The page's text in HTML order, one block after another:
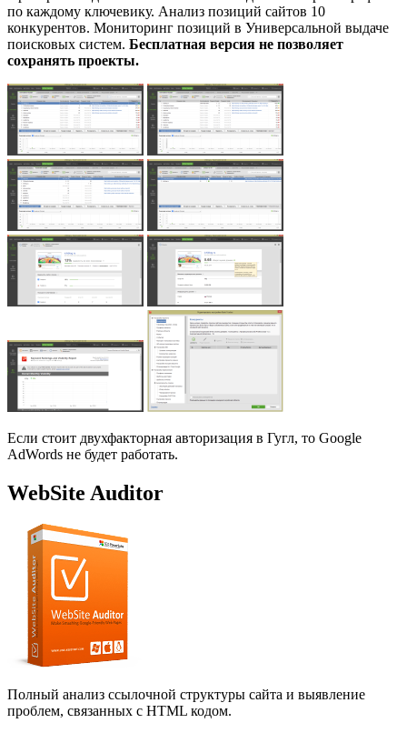
по каждому ключевику. Анализ позиций сайтов 10
конкурентов. Мониторинг позиций в Универсальной выдаче
поисковых систем. Бесплатная версия не позволяет
сохранять проекты.
Если стоит двухфакторная авторизация в Гугл, то Google
AdWords не будет работать.
WebSite Auditor
Полный анализ ссылочной структуры сайта и выявление
проблем, связанных с HTML кодом.